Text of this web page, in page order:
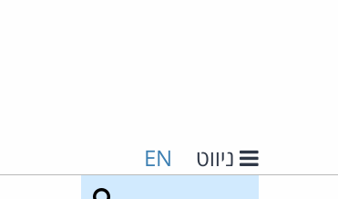
ניווט EN